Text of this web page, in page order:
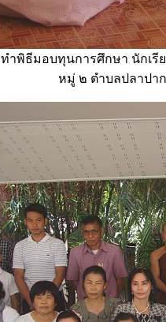
ทำพิธีมอบทุนการศึกษา นักเรี
หมู่ ๒ ตำบลปลาปา